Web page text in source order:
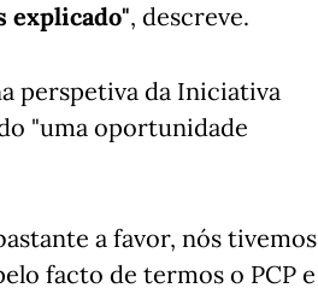
explicado", descreve.
perspetiva da Iniciativa
"uma oportunidade
a favor, nós tivemos
facto de termos o PCP e